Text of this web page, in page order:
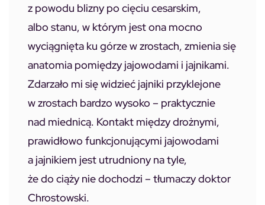
z powodu blizny po cięciu cesarskim,
albo stanu, w którym jest ona mocno
wyciągnięta ku górze w zrostach, zmienia się
anatomia pomiędzy jajowodami i jajnikami.
Zdarzało mi się widzieć jajniki przyklejone
w zrostach bardzo wysoko – praktycznie
nad miednicą. Kontakt między drożnymi,
prawidłowo funkcjonującymi jajowodami
a jajnikiem jest utrudniony na tyle,
że do ciąży nie dochodzi – tłumaczy doktor
Chrostowski.